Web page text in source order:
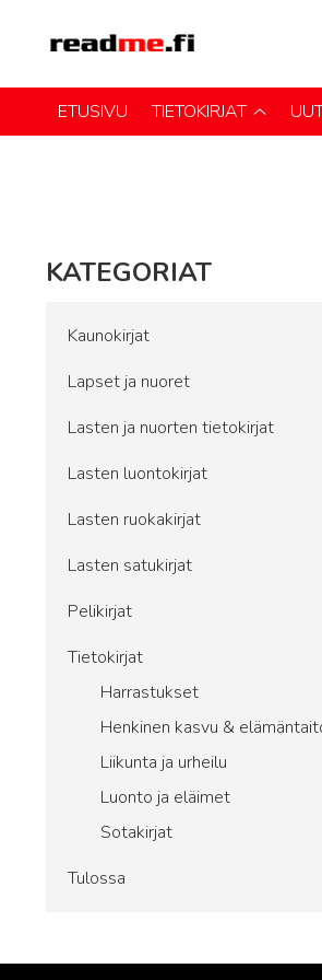
ETUSIVU TIETOKIRJAT
KATEGORIAT
Kaunokirjat
Lapset ja nuoret
Lasten ja nuorten tietokirjat
Lasten luontokirjat
Lasten ruokakirjat
Lasten satukirjat
Pelikirjat
Tietokirjat
Harrastukset
Henkinen kasvu &
Liikunta ja urheilu
Luonto ja eläimet
Sotakirjat
Tulossa